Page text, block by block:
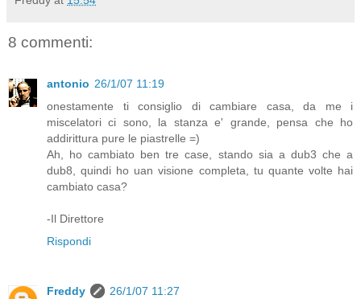
8 commenti:
antonio 26/1/07 11:19
onestamente ti consiglio di cambiare casa, da me i
miscelatori ci sono, la stanza e' grande, pensa che ho
addirittura pure le piastrelle =)
Ah, ho cambiato ben tre case, stando sia a dub3 che a
dub8, quindi ho uan visione completa, tu quante volte hai
cambiato casa?
-Il Direttore
Rispondi
Freddy
26/1/07 11:27